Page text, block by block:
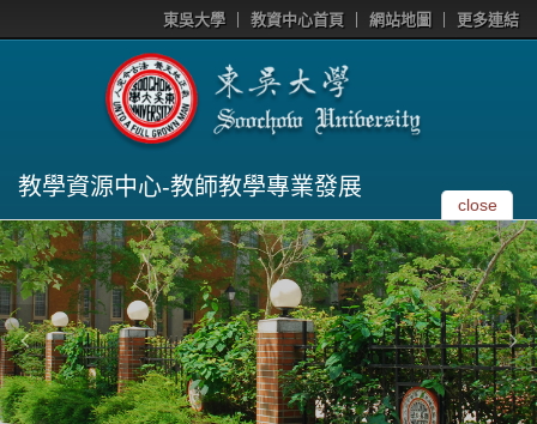
東吳大學 教資中心首頁 網站地圖 更多連結
教學資源中心-教師教學專業發展
close